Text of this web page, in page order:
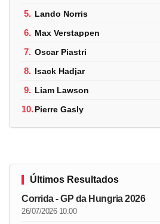
5. Lando Norris
6. Max Verstappen
7. Oscar Piastri
8. Isack Hadjar
9. Liam Lawson
10.Pierre Gasly
Últimos Resultados
Corrida - GP da Hungria 2026
26/07/2026 10:00